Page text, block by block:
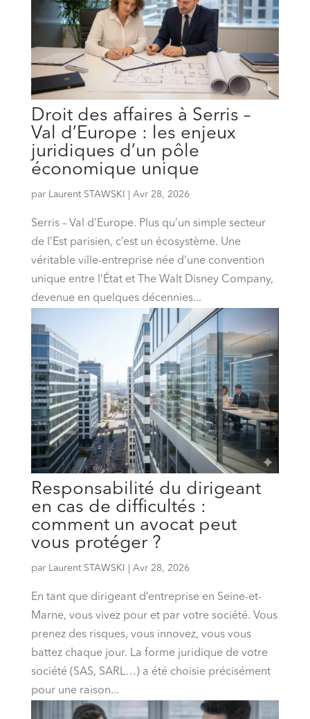
Droit des affaires à Serris –
Val d’Europe : les enjeux
juridiques d’un pôle
économique unique
par Laurent STAWSKI Avr 28, 2026
Serris – Val d’Europe. Plus qu’un simple secteur
de l’Est parisien, c’est un écosystème. Une
véritable ville-entreprise née d’une convention
unique entre l’État et The Walt Disney Company,
devenue en quelques décennies...
Responsabilité du dirigeant
en cas de difficultés :
comment un avocat peut
vous protéger ?
par Laurent STAWSKI Avr 28, 2026
En tant que dirigeant d’entreprise en Seine-et-
Marne, vous vivez pour et par votre société. Vous
prenez des risques, vous innovez, vous vous
battez chaque jour. La forme juridique de votre
société (SAS, SARL…) a été choisie précisément
pour une raison...